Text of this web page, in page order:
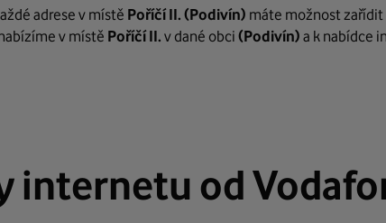
adrese v místě Poříčí II. (Podivín) máte možnost
v místě Poříčí II. v dané obci (Podivín) a k nabídce
internetu od